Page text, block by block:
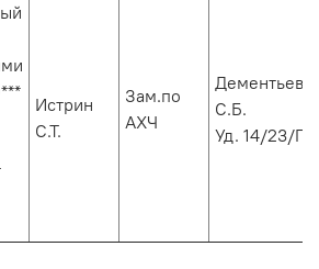
Истрин
С.Т.
Зам.по
АХЧ
Дементьев
С.Б.
Уд. 14/23/ПБ